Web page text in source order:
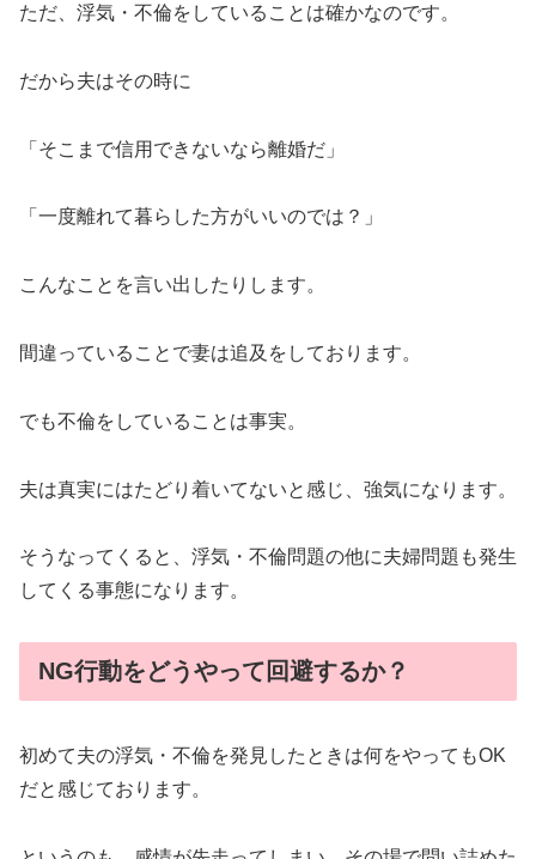
ただ、浮気・不倫をしていることは確かなのです。
だから夫はその時に
「そこまで信用できないなら離婚だ」
「一度離れて暮らした方がいいのでは？」
こんなことを言い出したりします。
間違っていることで妻は追及をしております。
でも不倫をしていることは事実。
夫は真実にはたどり着いてないと感じ、強気になります。
そうなってくると、浮気・不倫問題の他に夫婦問題も発生
してくる事態になります。
NG行動をどうやって回避するか？
初めて夫の浮気・不倫を発見したときは何をやってもOK
だと感じております。